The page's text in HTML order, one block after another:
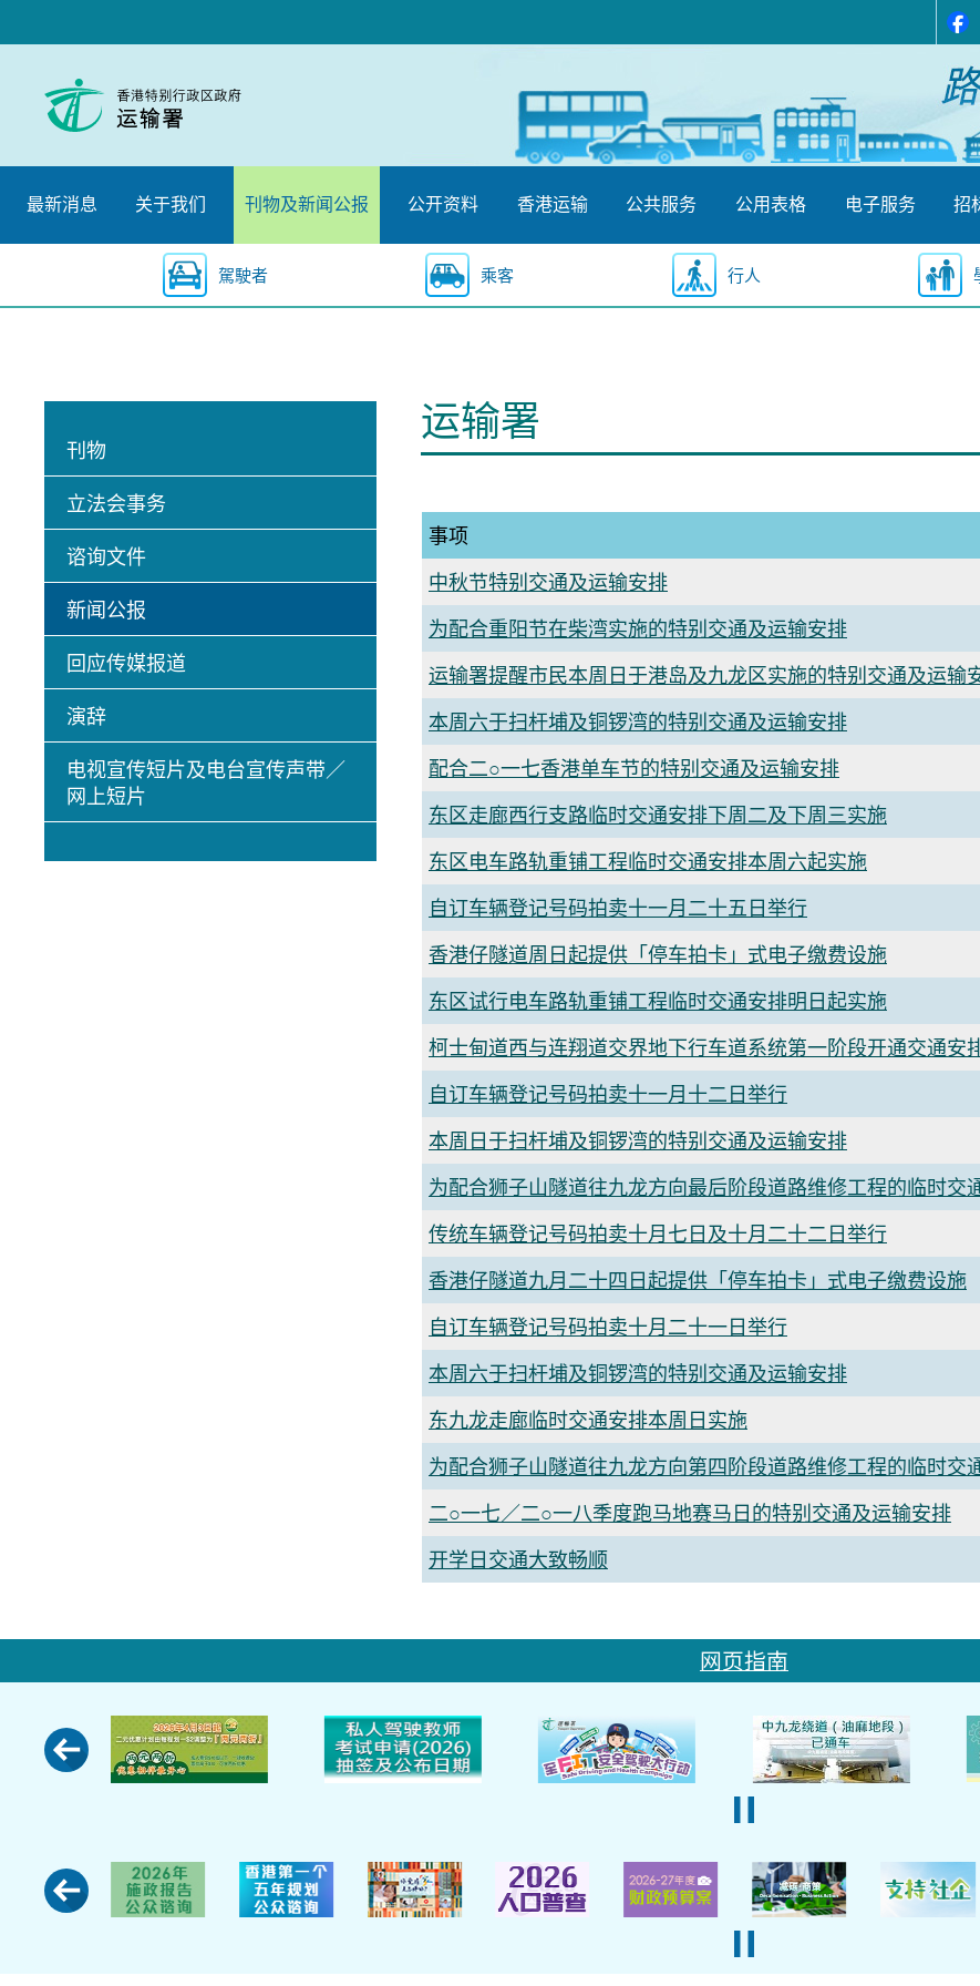
至
始
最新消息 关于我们 刊物及新闻公报 公开资料 香港运输 公共服务 公用表格 电子服务 招
駕駛者 乘客 行人
刊物
立法会事务
谘询文件
新闻公报
回应传媒报道
演辞
电视宣传短片及电台宣传声带／
网上短片
运输署
事项
中秋节特别交通及运输安排
为配合重阳节在柴湾实施的特别交通及运输安排
运输署提醒市民本周日于港岛及九龙区实施的特别交通及运输
本周六于扫杆埔及铜锣湾的特别交通及运输安排
配合二○一七香港单车节的特别交通及运输安排
东区走廊西行支路临时交通安排下周二及下周三实施
东区电车路轨重铺工程临时交通安排本周六起实施
自订车辆登记号码拍卖十一月二十五日举行
香港仔隧道周日起提供「停车拍卡」式电子缴费设施
东区试行电车路轨重铺工程临时交通安排明日起实施
柯士甸道西与连翔道交界地下行车道系统第一阶段开通交通安
自订车辆登记号码拍卖十一月十二日举行
本周日于扫杆埔及铜锣湾的特别交通及运输安排
为配合狮子山隧道往九龙方向最后阶段道路维修工程的临时交
传统车辆登记号码拍卖十月七日及十月二十二日举行
香港仔隧道九月二十四日起提供「停车拍卡」式电子缴费设施
自订车辆登记号码拍卖十月二十一日举行
本周六于扫杆埔及铜锣湾的特别交通及运输安排
东九龙走廊临时交通安排本周日实施
为配合狮子山隧道往九龙方向第四阶段道路维修工程的临时交
二○一七／二○一八季度跑马地赛马日的特别交通及运输安排
开学日交通大致畅顺
网页指南